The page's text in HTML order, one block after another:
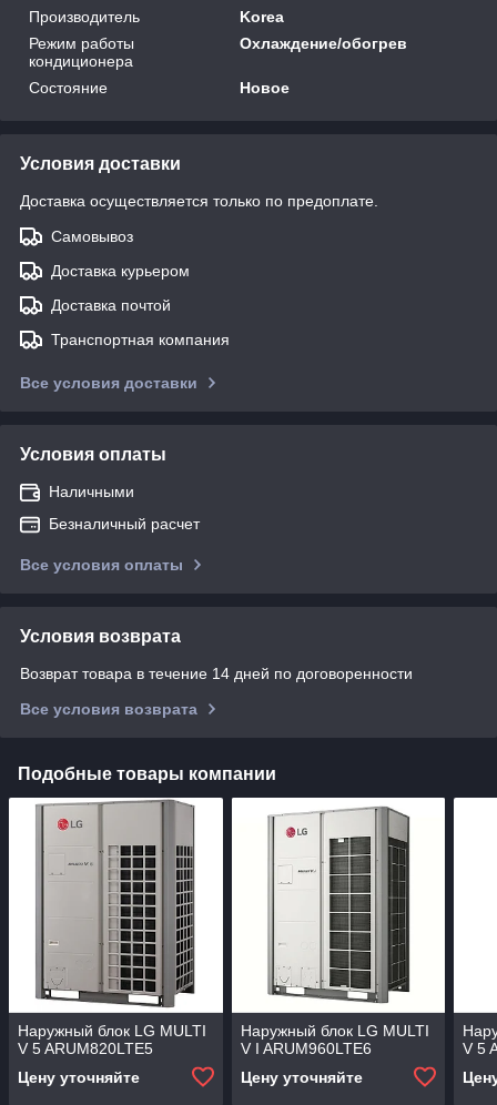
Производитель
Korea
Режим работы
кондиционера
Охлаждение/обогрев
Состояние Новое
Условия доставки
Доставка осуществляется только по предоплате.
Самовывоз
Доставка курьером
Доставка почтой
Транспортная компания
Все условия доставки
Условия оплаты
Наличными
Безналичный расчет
Все условия оплаты
Условия возврата
Возврат товара в течение 14 дней по договоренности
Все условия возврата
Подобные товары компании
Наружный блок LG MULTI
V 5 ARUM820LTE5
Цену уточняйте
Наружный блок LG MULTI
V I ARUM960LTE6
Цену уточняйте
V 5